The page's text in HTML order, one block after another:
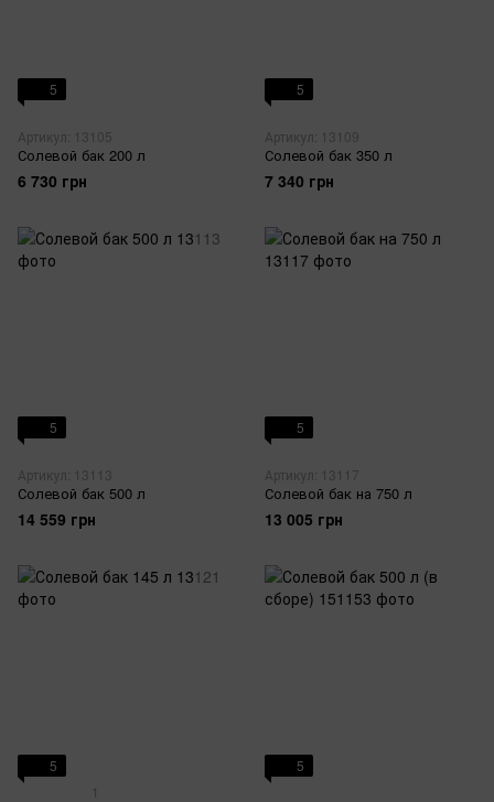
5
Артикул: 13105
Солевой бак 200 л
6 730 грн
5
Артикул: 13109
Солевой бак 350 л
7 340 грн
5
Артикул: 13113
Солевой бак 500 л
14 559 грн
5
Артикул: 13117
Солевой бак на 750 л
13 005 грн
5
1
5